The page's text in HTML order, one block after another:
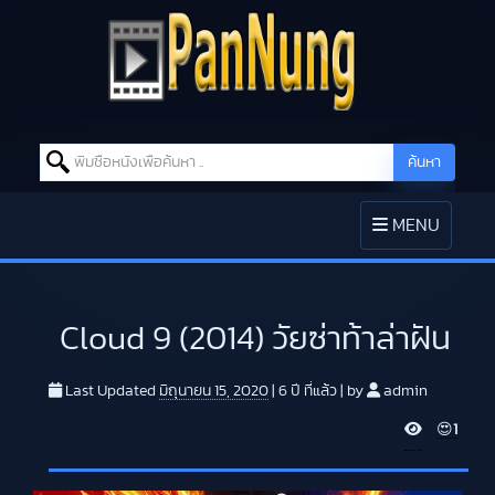
Search for: ค้นหา
TOGGLE
NAVIGATION
MENU
Cloud 9 (2014) วัยซ่าท้าล่าฝัน
Last Updated มิถุนายน 15, 2020 6 ปี ที่แล้ว by admin
V
i
😍1